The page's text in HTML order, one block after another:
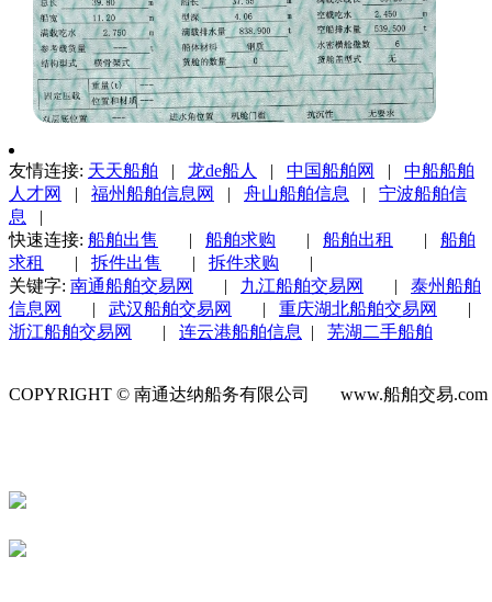
友情连接: 天天船舶 | 龙de船人 | 中国船舶网 | 中船船舶
人才网
| 福州船舶信息网 | 舟山船舶信息 | 宁波船舶信
息
|
快速连接: 船舶出售 | 船舶求购 | 船舶出租 | 船舶
求租
| 拆件出售 | 拆件求购 |
关键字: 南通船舶交易网 | 九江船舶交易网 | 泰州船舶
信息网
| 武汉船舶交易网 | 重庆湖北船舶交易网
|
浙江船舶交易网
| 连云港船舶信息 | 芜湖二手船舶
COPYRIGHT © 南通达纳船务有限公司 www.船舶交易